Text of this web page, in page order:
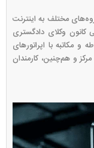
مختلف به اینترنت
وکلای دادگستری
و مکاتبه با اپراتور‌های
و هم‌چنین، کارمندان